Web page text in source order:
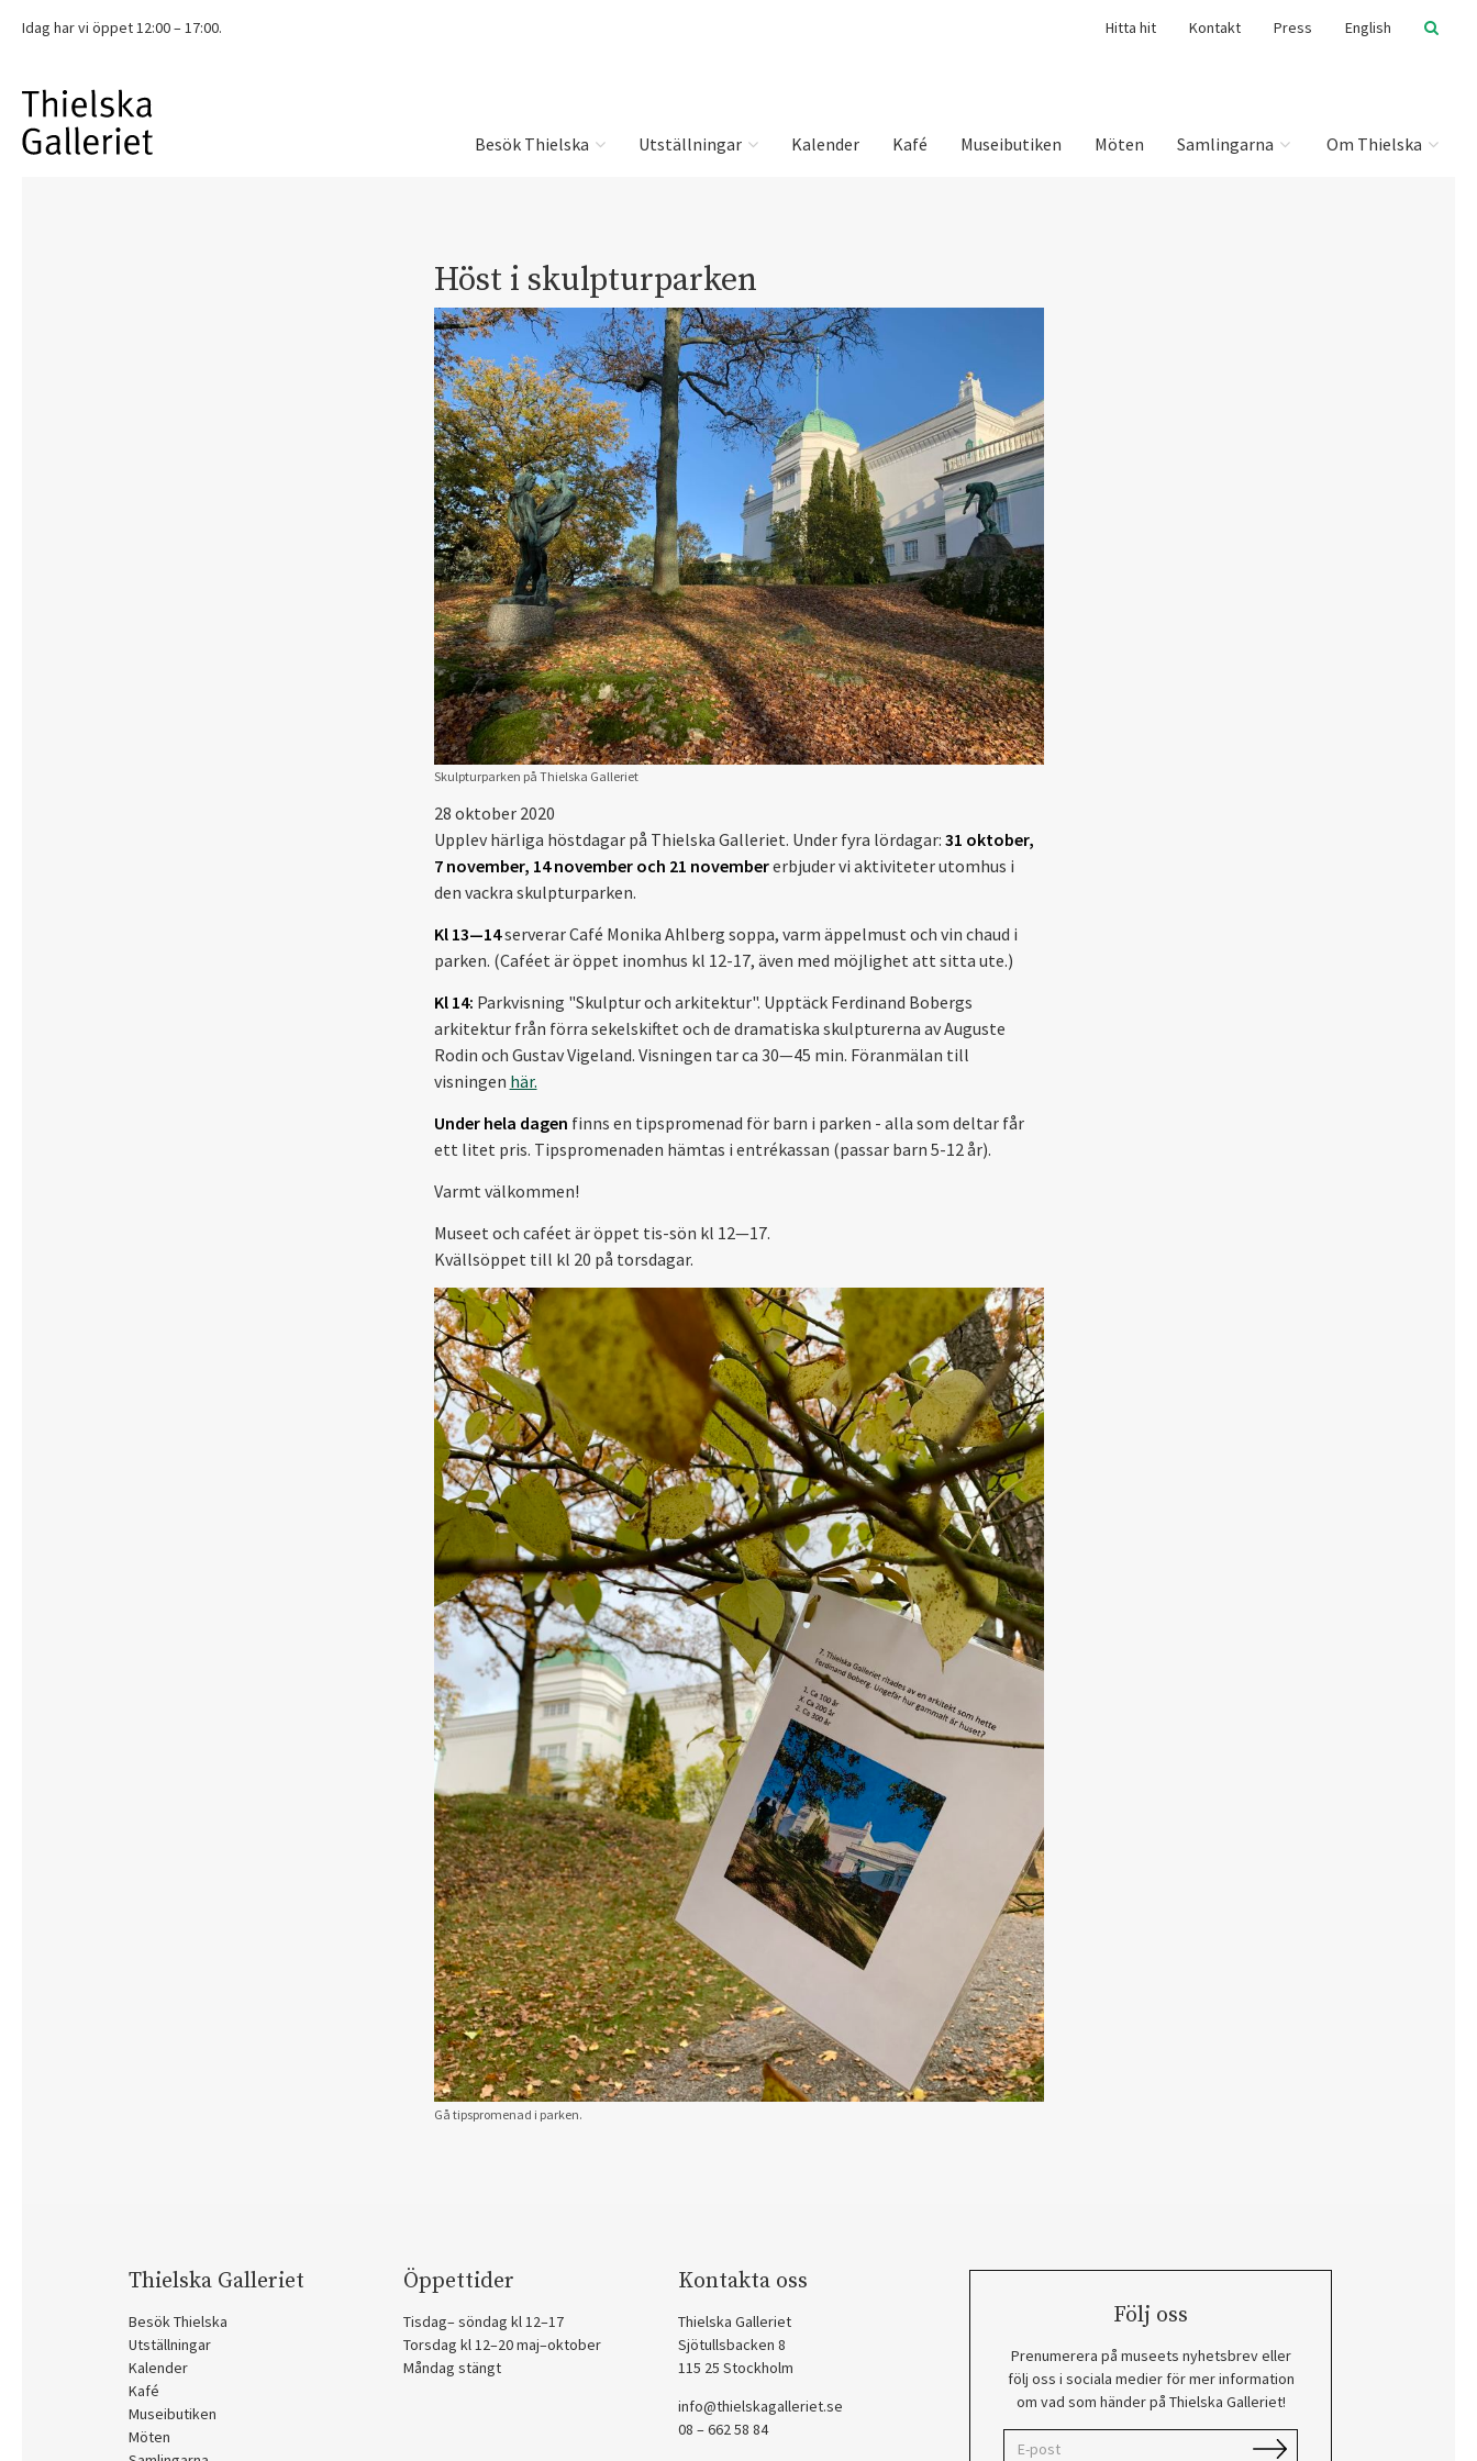
Idag har vi öppet 12:00 – 17:00. Hitta hit Kontakt Press English
Besök Thielska Utställningar Kalender Kafé Museibutiken Möten Samlingarna Om Thielska
Höst i skulpturparken
Skulpturparken på Thielska Galleriet
28 oktober 2020
Upplev härliga höstdagar på Thielska Galleriet. Under fyra lördagar: 31 oktober,
7 november, 14 november och 21 novembererbjuder vi aktiviteter utomhus i
den vackra skulpturparken.
Kl 13—14serverar Café Monika Ahlberg soppa, varm äppelmust och vin chaud i
parken. (Caféet är öppet inomhus kl 12-17, även med möjlighet att sitta ute.)
Kl 14: Parkvisning "Skulptur och arkitektur". Upptäck Ferdinand Bobergs
arkitektur från förra sekelskiftet och de dramatiska skulpturerna av Auguste
Rodin och Gustav Vigeland. Visningen tar ca 30—45 min. Föranmälan till
visningen här.
Under hela dagen finns en tipspromenad för barn i parken - alla som deltar får
ett litet pris. Tipspromenaden hämtas i entrékassan (passar barn 5-12 år).
Varmt välkommen!
Museet och caféet är öppet tis-sön kl 12—17.
Kvällsöppet till kl 20 på torsdagar.
Gå tipspromenad i parken.
Thielska Galleriet
Besök Thielska
Utställningar
Kalender
Kafé
Museibutiken
Möten
Öppettider
Tisdag– söndag kl 12–17
Torsdag kl 12–20 maj–oktober
Måndag stängt
Kontakta oss
Thielska Galleriet
Sjötullsbacken 8
115 25 Stockholm
info@thielskagalleriet.se
08 – 662 58 84
Följ oss
Prenumerera på museets nyhetsbrev eller
följ oss i sociala medier för mer information
om vad som händer på Thielska Galleriet!